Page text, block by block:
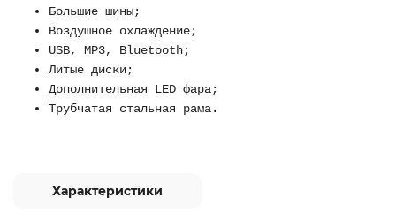
Большие шины;
Воздушное охлаждение;
USB, MP3, Bluetooth;
Литые диски;
Дополнительная LED фара;
Трубчатая стальная рама.
Характеристики